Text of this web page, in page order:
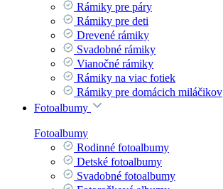
Rámiky pre páry
Rámiky pre deti
Drevené rámiky
Svadobné rámiky
Vianočné rámiky
Rámiky na viac fotiek
Rámiky pre domácich miláčikov
Fotoalbumy
Fotoalbumy
Rodinné fotoalbumy
Detské fotoalbumy
Svadobné fotoalbumy